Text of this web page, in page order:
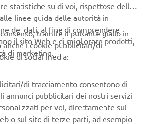
è stata completamente ridisegnata. Il
e le finiture premium ne
raggiunge un nuovo livello.
LA NUOVA MT-09
statistiche su di voi, rispettose della
linee guida delle autorità in
dei dati, al fine di comprendere
il sito Web e di migliorare prodotti,
di marketing.
tramite il pulsante giallo in
anche i cookie pubblicitari/di
di social media:
di tracciamento consentono di
annunci pubblicitari dei nostri servizi
per voi, direttamente sul
o sul sito di terze parti, ad esempio